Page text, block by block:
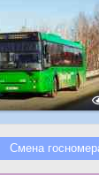
Смена